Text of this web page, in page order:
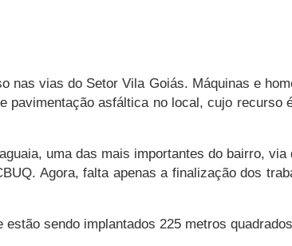
nas vias do Setor Vila Goiás. Máquinas e
pavimentação asfáltica no local, cujo recurso
uma das mais importantes do bairro,
Agora, falta apenas a finalização dos
sendo implantados 225 metros